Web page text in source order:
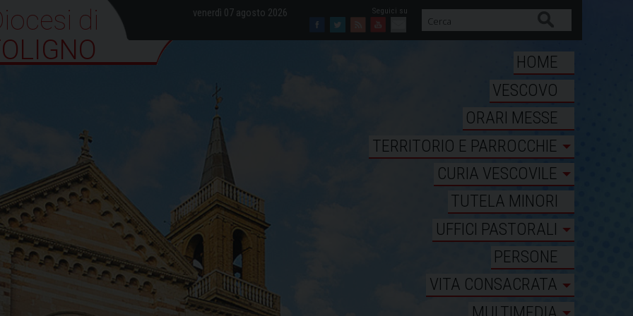
venerdì 07 agosto 2026
Facebook
Twitter
FeedYoutube
Mail
di Foligno
HOME
VESCOVO
ORARI MESSE
TERRITORIO E PARROCCHIE
CURIA VESCOVILE
TUTELA MINORI
UFFICI PASTORALI
PERSONE
VITA CONSACRATA